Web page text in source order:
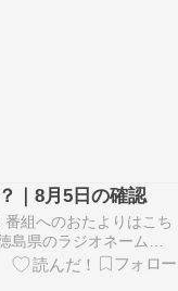
｜8月5日の確認
組へのおたよりはこち
島県のラジオネーム、
の確認だけ朝もう一回
夫 アビ蔵：明日の予約